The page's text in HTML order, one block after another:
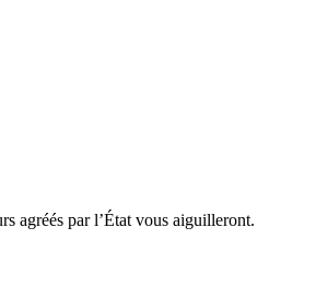
agréés par l’État vous aiguilleront.